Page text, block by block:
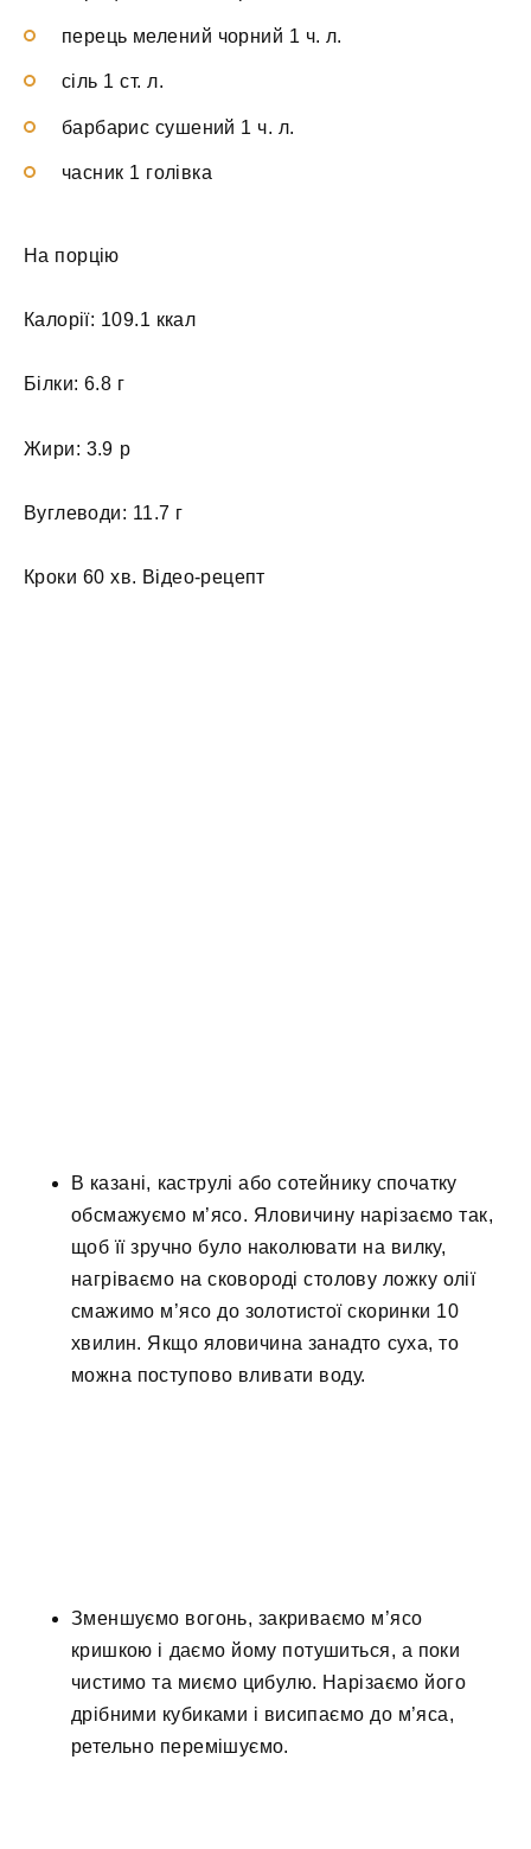
перець мелений чорний 1 ч. л.
сіль 1 ст. л.
барбарис сушений 1 ч. л.
часник 1 голівка
На порцію
Калорії: 109.1 ккал
Білки: 6.8 г
Жири: 3.9 р
Вуглеводи: 11.7 г
Кроки 60 хв. Відео-рецепт
В казані, каструлі або сотейнику спочатку
обсмажуємо м’ясо. Яловичину нарізаємо так,
щоб її зручно було наколювати на вилку,
нагріваємо на сковороді столову ложку олії
смажимо м’ясо до золотистої скоринки 10
хвилин. Якщо яловичина занадто суха, то
можна поступово вливати воду.
Зменшуємо вогонь, закриваємо м’ясо
кришкою і даємо йому потушиться, а поки
чистимо та миємо цибулю. Нарізаємо його
дрібними кубиками і висипаємо до м’яса,
ретельно перемішуємо.